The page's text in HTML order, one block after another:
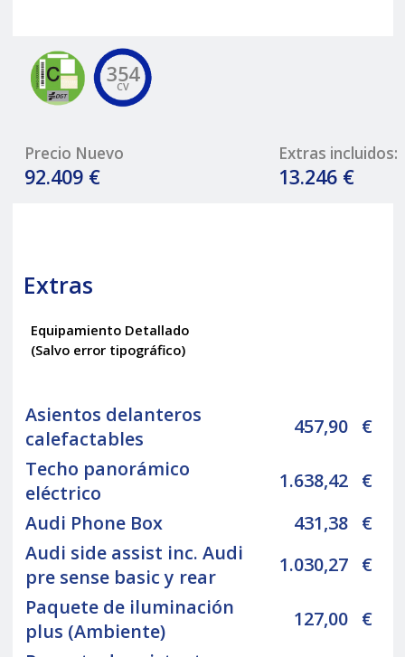
354
CV
Precio Nuevo
92.409 €
Extras incluidos:
13.246 €
Extras
Equipamiento Detallado
(Salvo error tipográfico)
Asientos delanteros
calefactables
457,90 €
Techo panorámico
eléctrico
1.638,42 €
Audi Phone Box
431,38 €
Audi side assist inc. Audi
pre sense basic y rear
1.030,27 €
Paquete de iluminación
plus (Ambiente)
127,00 €